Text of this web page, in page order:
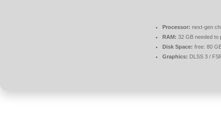
Processor: next-gen
RAM: 32 GB needed to
Disk Space: free: 80
Graphics: DLSS 3 /